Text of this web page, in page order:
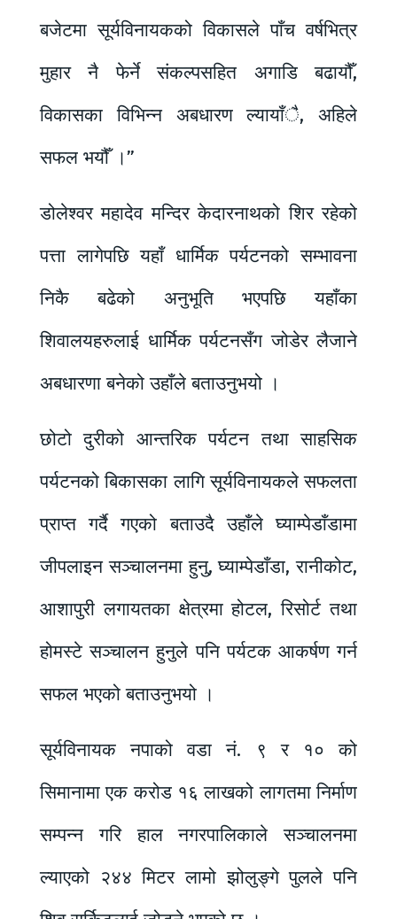
बजेटमा सूर्यविनायकको विकासले पाँच वर्षभित्र
मुहार नै फेर्ने संकल्पसहित अगाडि बढायौँ,
विकासका विभिन्न अबधारण ल्यायाँै, अहिले
सफल भयौँ ।”
डोलेश्वर महादेव मन्दिर केदारनाथको शिर रहेको
पत्ता लागेपछि यहाँ धार्मिक पर्यटनको सम्भावना
निकै बढेको अनुभूति भएपछि यहाँका
शिवालयहरुलाई धार्मिक पर्यटनसँग जोडेर लैजाने
अबधारणा बनेको उहाँले बताउनुभयो ।
छोटो दुरीको आन्तरिक पर्यटन तथा साहसिक
पर्यटनको बिकासका लागि सूर्यविनायकले सफलता
प्राप्त गर्दै गएको बताउदै उहाँले घ्याम्पेडाँडामा
जीपलाइन सञ्चालनमा हुनु, घ्याम्पेडाँडा, रानीकोट,
आशापुरी लगायतका क्षेत्रमा होटल, रिसोर्ट तथा
होमस्टे सञ्चालन हुनुले पनि पर्यटक आकर्षण गर्न
सफल भएको बताउनुभयो ।
सूर्यविनायक नपाको वडा नं. ९ र १० को
सिमानामा एक करोड १६ लाखको लागतमा निर्माण
सम्पन्न गरि हाल नगरपालिकाले सञ्चालनमा
ल्याएको २४४ मिटर लामो झोलुङ्गे पुलले पनि